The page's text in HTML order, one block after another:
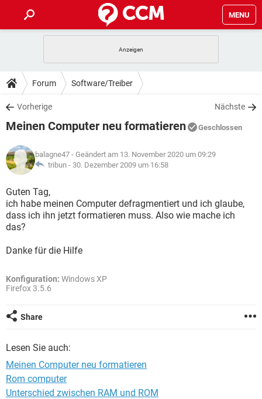
MENU
ANDROID IOS
WINDOWS 10
WHATSAPP TIKTOK
FACEBOOK
TIPPS & TRICKS
SPIELE
WHATSAPP TIKTOK
FACEBOOK
DOWNLOADS
SPIELE STREAMING
ANDROID
WINDOWS 10 INSTAGRAM
WHATSAPP
FACEBOOK HARDWARE
SPIELE STREAMING
ANDROID
WINDOWS 10
WHATSAPP TIKTOK
LEXIKON
SPIELE
ANDROID IOS
WINDOWS 10
WHATSAPP
Forum Software/Treiber
Vorherige Nächste
Meinen Computer neu formatieren Geschlossen
balagne47 - Geändert am 13. November 2020 um 09:29
tribun - 30. Dezember 2009 um 16:58
Guten Tag,
ich habe meinen Computer defragmentiert und ich glaube,
dass ich ihn jetzt formatieren muss. Also wie mache ich
das?
Danke für die Hilfe
Konfiguration: Windows XP
Firefox 3.5.6
Share
Lesen Sie auch:
Meinen Computer neu formatieren
Rom computer
Unterschied zwischen RAM und ROM